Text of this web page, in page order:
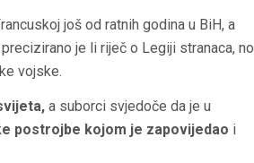
još od ratnih godina u BiH, a
je li riječ o Legiji stranaca, no
vojske.
a suborci svjedoče da je u
postrojbe kojom je zapovijedao i